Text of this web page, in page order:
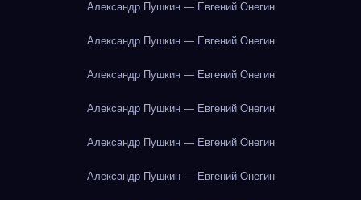
Александр Пушкин — Евгений Онегин
Александр Пушкин — Евгений Онегин
Александр Пушкин — Евгений Онегин
Александр Пушкин — Евгений Онегин
Александр Пушкин — Евгений Онегин
Александр Пушкин — Евгений Онегин